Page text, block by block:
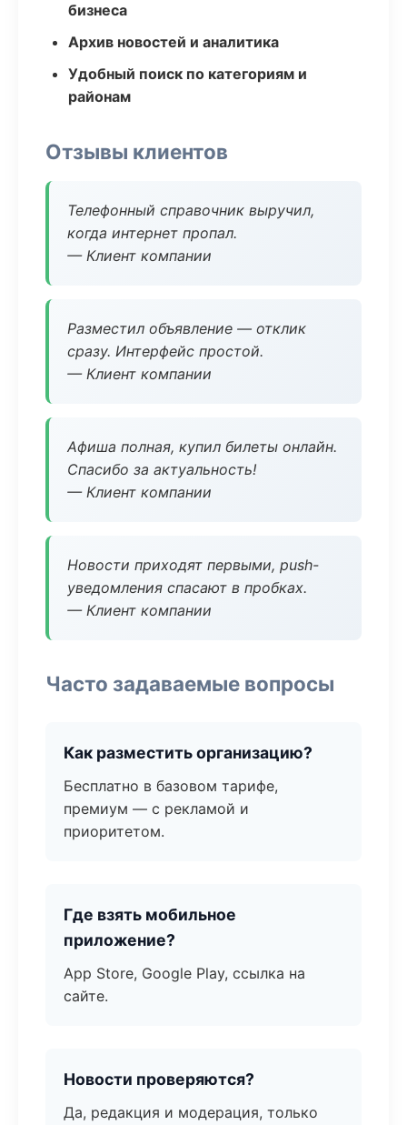
бизнеса
Архив новостей и аналитика
Удобный поиск по категориям и
районам
Отзывы клиентов
Телефонный справочник выручил,
когда интернет пропал.
— Клиент компании
Разместил объявление — отклик
сразу. Интерфейс простой.
— Клиент компании
Афиша полная, купил билеты онлайн.
Спасибо за актуальность!
— Клиент компании
Новости приходят первыми, push-
уведомления спасают в пробках.
— Клиент компании
Часто задаваемые вопросы
Как разместить организацию?
Бесплатно в базовом тарифе,
премиум — с рекламой и
приоритетом.
Где взять мобильное
приложение?
App Store, Google Play, ссылка на
сайте.
Новости проверяются?
Да, редакция и модерация, только